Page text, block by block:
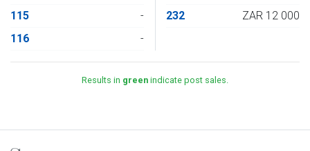
115
-
116
-
232
ZAR 12 000
Results in green indicate post sales.